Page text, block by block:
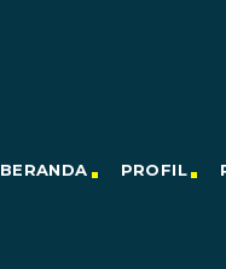
BERANDA PROFIL